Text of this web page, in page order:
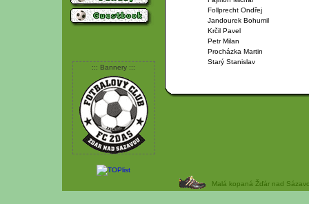
::: Bannery :::
Follprecht Ondřej
Jandourek Bohumil
Krčil Pavel
Petr Milan
Procházka Martin
Starý Stanislav
Malá kopaná Žďár nad